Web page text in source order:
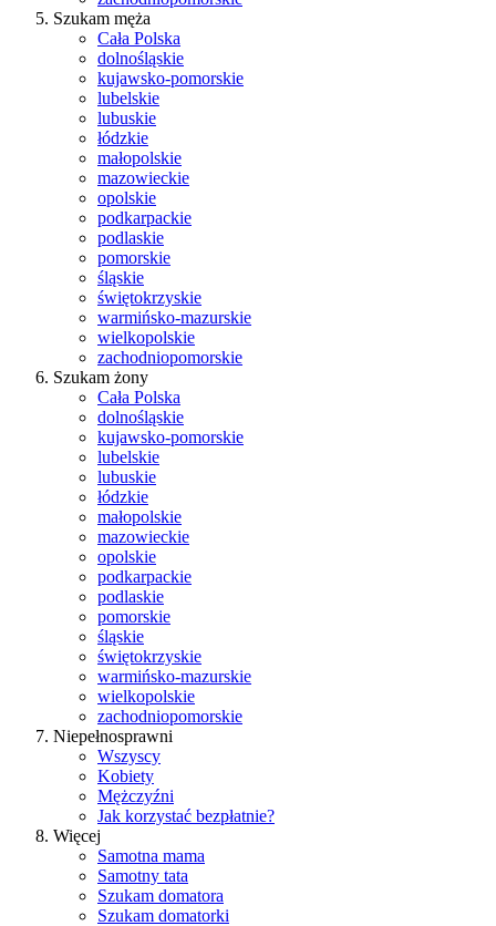
Szukam męża
Cała Polska
dolnośląskie
kujawsko-pomorskie
lubelskie
lubuskie
łódzkie
małopolskie
mazowieckie
opolskie
podkarpackie
podlaskie
pomorskie
śląskie
świętokrzyskie
warmińsko-mazurskie
wielkopolskie
zachodniopomorskie
Szukam żony
Cała Polska
dolnośląskie
kujawsko-pomorskie
lubelskie
lubuskie
łódzkie
małopolskie
mazowieckie
opolskie
podkarpackie
podlaskie
pomorskie
śląskie
świętokrzyskie
warmińsko-mazurskie
wielkopolskie
zachodniopomorskie
Niepełnosprawni
Wszyscy
Kobiety
Mężczyźni
Jak korzystać bezpłatnie?
Więcej
Samotna mama
Samotny tata
Szukam domatora
Szukam domatorki